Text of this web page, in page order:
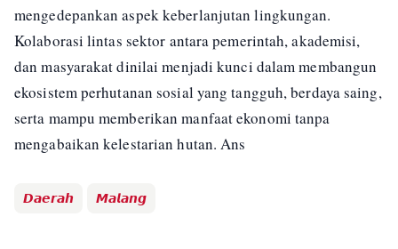
mengedepankan aspek keberlanjutan lingkungan.
Kolaborasi lintas sektor antara pemerintah, akademisi,
dan masyarakat dinilai menjadi kunci dalam membangun
ekosistem perhutanan sosial yang tangguh, berdaya saing,
serta mampu memberikan manfaat ekonomi tanpa
mengabaikan kelestarian hutan. Ans
𝘿𝙖𝙚𝙧𝙖𝙝 𝙈𝙖𝙡𝙖𝙣𝙜